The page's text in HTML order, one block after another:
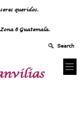
queridos.
6 Guatemala.